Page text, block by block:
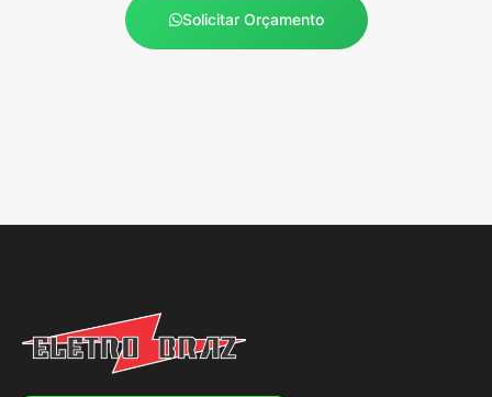
Solicitar Orçamento